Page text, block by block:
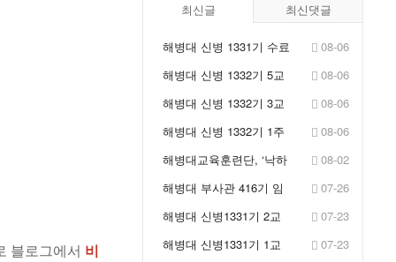
최신글 최신댓글
해병대 신병 1331기 수료
08-06
해병대 신병 1332기 5교
08-06
해병대 신병 1332기 3교
08-06
해병대 신병 1332기 1주
08-06
해병대교육훈련단, ‘낙하
08-02
해병대 부사관 416기 임
07-26
해병대 신병1331기 2교
IB...
07-23
해병대 신병1331기 1교
07-23
블로그에서 비